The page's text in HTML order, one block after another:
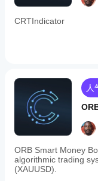
分配——确认的走势
绿色虚线
H4 交易时段高点
H4 交易时段低点
▲ 蓝色文字
the
live
with
OHLC
labels,
maintaining
chart
by
displaying
CRTIndicator
人
ORB Smart Money
algorithmic trading
(XAUUSD).